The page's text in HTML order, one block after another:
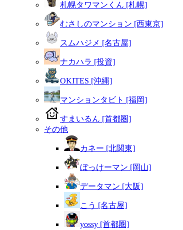
札幌タワマンくん [札幌]
むさしのマンション [西東京]
スムハジメ [名古屋]
ナカハラ [投資]
OKITES [沖縄]
マンションタビト [福岡]
すまいるん [首都圏]
その他
カネー [北関東]
ぼっけーマン [岡山]
データマン [大阪]
こう [名古屋]
yossy [首都圏]